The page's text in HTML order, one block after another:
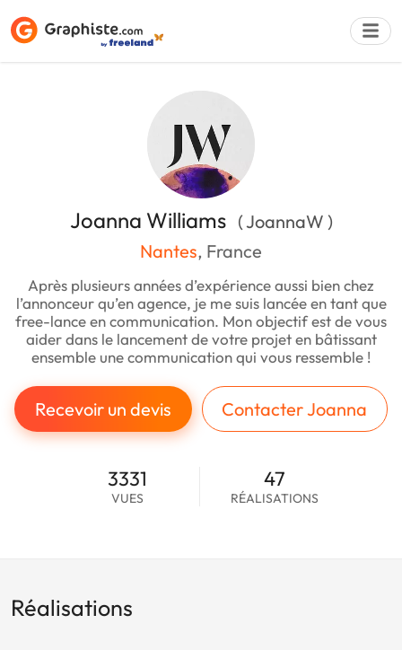
Joanna Williams ( JoannaW )
Nantes, France
Après plusieurs années d’expérience aussi bien chez
l’annonceur qu’en agence, je me suis lancée en tant que
free-lance en communication. Mon objectif est de vous
aider dans le lancement de votre projet en bâtissant
ensemble une communication qui vous ressemble !
Recevoir un devis Contacter Joanna
3331
VUES
47
RÉALISATIONS
Réalisations